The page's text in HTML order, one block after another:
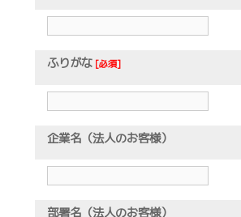
ふりがな[必須]
企業名（法人のお客様）
部署名（法人のお客様）